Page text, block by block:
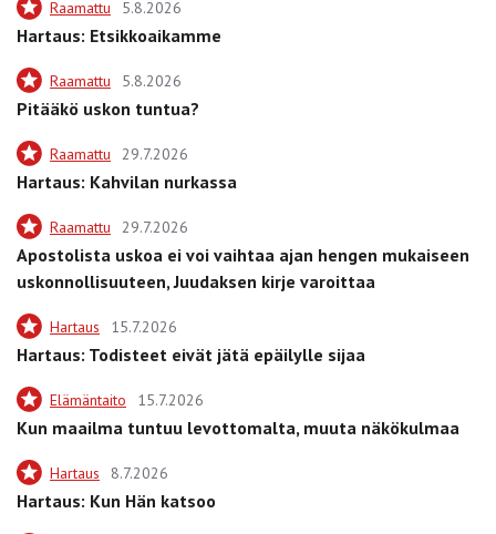
Raamattu 5.8.2026
Hartaus: Etsikkoaikamme
Raamattu 5.8.2026
Pitääkö uskon tuntua?
Raamattu 29.7.2026
Hartaus: Kahvilan nurkassa
Raamattu 29.7.2026
Apostolista uskoa ei voi vaihtaa ajan hengen mukaiseen
uskonnollisuuteen, Juudaksen kirje varoittaa
Hartaus 15.7.2026
Hartaus: Todisteet eivät jätä epäilylle sijaa
Elämäntaito 15.7.2026
Kun maailma tuntuu levottomalta, muuta näkökulmaa
Hartaus 8.7.2026
Hartaus: Kun Hän katsoo